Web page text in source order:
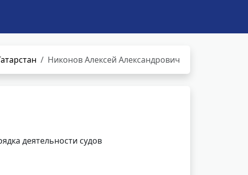
Никонов Алексей Александрович
деятельности судов